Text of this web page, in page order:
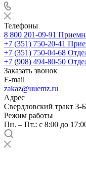
Телефоны
8 800 201-09-91
+7 (351) 750-20-41
+7 (351) 750-04-68
+7 (908) 494-80-50
Заказать звонок
E-mail
zakaz@uuemz.ru
Адрес
Свердловский тракт 3-
Режим работы
Пн. – Пт.: с 8:00 до